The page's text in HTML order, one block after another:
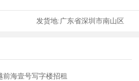
发货地:广东省深圳市南山区
海壹号写字楼招租